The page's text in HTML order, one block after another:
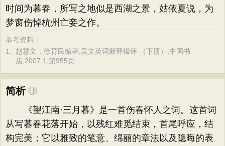
时间为暮春，所写之地似是西湖之景，姑依夏说，为
梦窗伤悼杭州亡妾之作。
参考资料：
1、赵慧文，徐育民编著,吴文英词新释辑评 （下册）,中国书
店,2007.1,第955页
简析
《望江南·三月暮》是一首伤春怀人之词。这首词
从写暮春花落开始，以残红难觅结束，首尾呼应，结
构完美；它以雅致的笔意、绵丽的章法以及隐晦的表